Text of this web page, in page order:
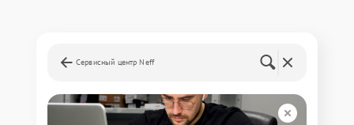
Сервисный центр Neff